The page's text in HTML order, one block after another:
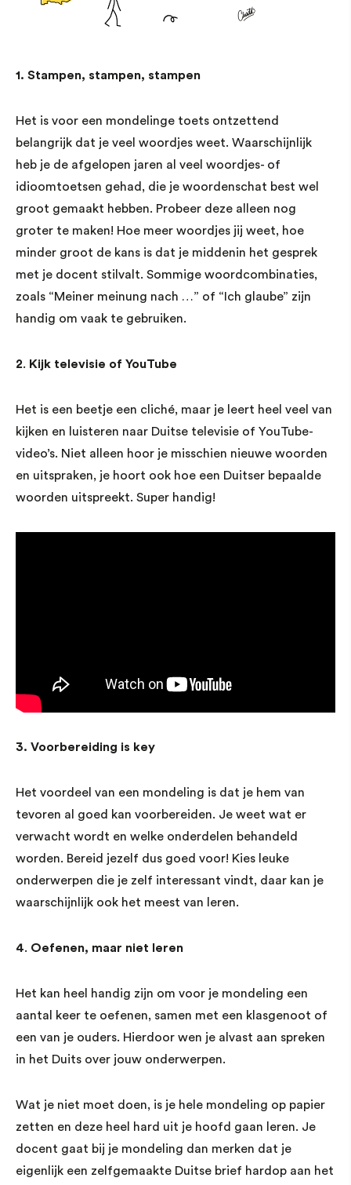
1. Stampen, stampen, stampen
Het is voor een mondelinge toets ontzettend
belangrijk dat je veel woordjes weet. Waarschijnlijk
heb je de afgelopen jaren al veel woordjes- of
idioomtoetsen gehad, die je woordenschat best wel
groot gemaakt hebben. Probeer deze alleen nog
groter te maken! Hoe meer woordjes jij weet, hoe
minder groot de kans is dat je middenin het gesprek
met je docent stilvalt. Sommige woordcombinaties,
zoals “Meiner meinung nach …” of “Ich glaube” zijn
handig om vaak te gebruiken.
2. Kijk televisie of YouTube
Het is een beetje een cliché, maar je leert heel veel van
kijken en luisteren naar Duitse televisie of YouTube-
video’s. Niet alleen hoor je misschien nieuwe woorden
en uitspraken, je hoort ook hoe een Duitser bepaalde
woorden uitspreekt. Super handig!
3. Voorbereiding is key
Het voordeel van een mondeling is dat je hem van
tevoren al goed kan voorbereiden. Je weet wat er
verwacht wordt en welke onderdelen behandeld
worden. Bereid jezelf dus goed voor! Kies leuke
onderwerpen die je zelf interessant vindt, daar kan je
waarschijnlijk ook het meest van leren.
4. Oefenen, maar niet leren
Het kan heel handig zijn om voor je mondeling een
aantal keer te oefenen, samen met een klasgenoot of
een van je ouders. Hierdoor wen je alvast aan spreken
in het Duits over jouw onderwerpen.
Wat je niet moet doen, is je hele mondeling op papier
zetten en deze heel hard uit je hoofd gaan leren. Je
docent gaat bij je mondeling dan merken dat je
eigenlijk een zelfgemaakte Duitse brief hardop aan het